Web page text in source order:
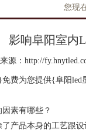
您现
影响阜阳室内
来源：http://
费为您提供{阜阳led
素有哪些？
产品本身的工艺跟